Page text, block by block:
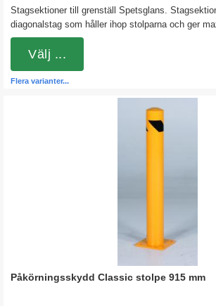
Stagsektioner till grenställ Spetsglans.
diagonalstag som håller ihop stolparna och ger
Samtliga komponenter är tillverkade i
på stagsektionen avser måttet centrum till
Flera varianter...
Välj ...
Påkörningsskydd Classic stolpe 915 mm